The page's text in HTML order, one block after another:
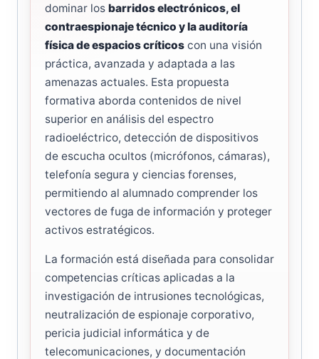
dominar los barridos electrónicos, el
contraespionaje técnico y la auditoría
física de espacios críticos con una visión
práctica, avanzada y adaptada a las
amenazas actuales. Esta propuesta
formativa aborda contenidos de nivel
superior en análisis del espectro
radioeléctrico, detección de dispositivos
de escucha ocultos (micrófonos, cámaras),
telefonía segura y ciencias forenses,
permitiendo al alumnado comprender los
vectores de fuga de información y proteger
activos estratégicos.
La formación está diseñada para consolidar
competencias críticas aplicadas a la
investigación de intrusiones tecnológicas,
neutralización de espionaje corporativo,
pericia judicial informática y de
telecomunicaciones, y documentación